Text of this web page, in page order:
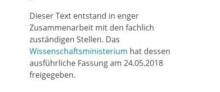
Dieser Text entstand in enger
Zusammenarbeit mit den fachlich
zuständigen Stellen. Das
Wissenschaftsministerium hat dessen
ausführliche Fassung am 24.05.2018
freigegeben.